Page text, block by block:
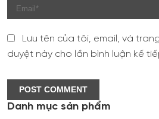
Lưu tên của tôi, email, và
duyệt này cho lần bình luận kế
Danh mục sản phẩm